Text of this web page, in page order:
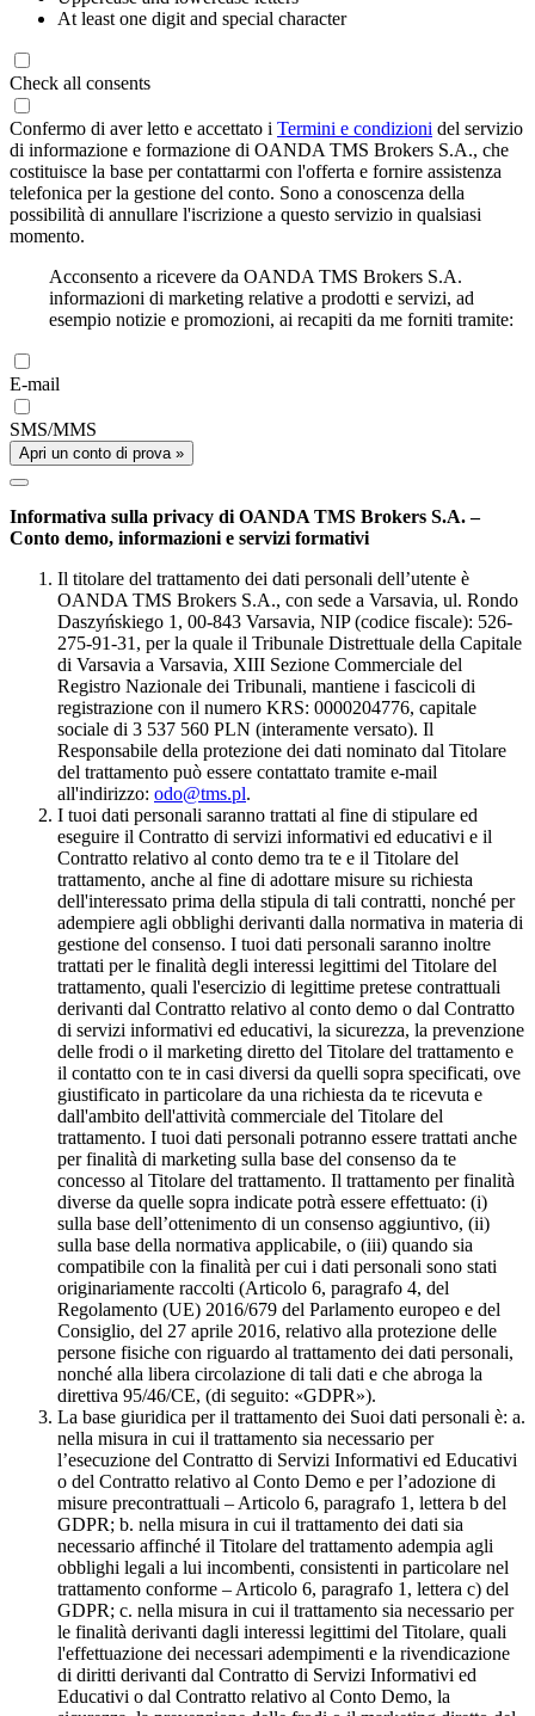
At least one digit and special character
Check all consents
Confermo di aver letto e accettato i Termini e condizioni del servizio
di informazione e formazione di OANDA TMS Brokers S.A., che
costituisce la base per contattarmi con l'offerta e fornire assistenza
telefonica per la gestione del conto. Sono a conoscenza della
possibilità di annullare l'iscrizione a questo servizio in qualsiasi
momento.
Acconsento a ricevere da OANDA TMS Brokers S.A.
informazioni di marketing relative a prodotti e servizi, ad
esempio notizie e promozioni, ai recapiti da me forniti tramite:
E-mail
SMS/MMS
Apri un conto di prova »
Informativa sulla privacy di OANDA TMS Brokers S.A. –
Conto demo, informazioni e servizi formativi
Il titolare del trattamento dei dati personali dell’utente è
OANDA TMS Brokers S.A., con sede a Varsavia, ul. Rondo
Daszyńskiego 1, 00-843 Varsavia, NIP (codice fiscale): 526-
275-91-31, per la quale il Tribunale Distrettuale della Capitale
di Varsavia a Varsavia, XIII Sezione Commerciale del
Registro Nazionale dei Tribunali, mantiene i fascicoli di
registrazione con il numero KRS: 0000204776, capitale
sociale di 3 537 560 PLN (interamente versato). Il
Responsabile della protezione dei dati nominato dal Titolare
del trattamento può essere contattato tramite e-mail
all'indirizzo: odo@tms.pl.
I tuoi dati personali saranno trattati al fine di stipulare ed
eseguire il Contratto di servizi informativi ed educativi e il
Contratto relativo al conto demo tra te e il Titolare del
trattamento, anche al fine di adottare misure su richiesta
dell'interessato prima della stipula di tali contratti, nonché per
adempiere agli obblighi derivanti dalla normativa in materia di
gestione del consenso. I tuoi dati personali saranno inoltre
trattati per le finalità degli interessi legittimi del Titolare del
trattamento, quali l'esercizio di legittime pretese contrattuali
derivanti dal Contratto relativo al conto demo o dal Contratto
di servizi informativi ed educativi, la sicurezza, la prevenzione
delle frodi o il marketing diretto del Titolare del trattamento e
il contatto con te in casi diversi da quelli sopra specificati, ove
giustificato in particolare da una richiesta da te ricevuta e
dall'ambito dell'attività commerciale del Titolare del
trattamento. I tuoi dati personali potranno essere trattati anche
per finalità di marketing sulla base del consenso da te
concesso al Titolare del trattamento. Il trattamento per finalità
diverse da quelle sopra indicate potrà essere effettuato: (i)
sulla base dell’ottenimento di un consenso aggiuntivo, (ii)
sulla base della normativa applicabile, o (iii) quando sia
compatibile con la finalità per cui i dati personali sono stati
originariamente raccolti (Articolo 6, paragrafo 4, del
Regolamento (UE) 2016/679 del Parlamento europeo e del
Consiglio, del 27 aprile 2016, relativo alla protezione delle
persone fisiche con riguardo al trattamento dei dati personali,
nonché alla libera circolazione di tali dati e che abroga la
direttiva 95/46/CE, (di seguito: «GDPR»).
La base giuridica per il trattamento dei Suoi dati personali è: a.
nella misura in cui il trattamento sia necessario per
l’esecuzione del Contratto di Servizi Informativi ed Educativi
o del Contratto relativo al Conto Demo e per l’adozione di
misure precontrattuali – Articolo 6, paragrafo 1, lettera b del
GDPR; b. nella misura in cui il trattamento dei dati sia
necessario affinché il Titolare del trattamento adempia agli
obblighi legali a lui incombenti, consistenti in particolare nel
trattamento conforme – Articolo 6, paragrafo 1, lettera c) del
GDPR; c. nella misura in cui il trattamento sia necessario per
le finalità derivanti dagli interessi legittimi del Titolare, quali
l'effettuazione dei necessari adempimenti e la rivendicazione
di diritti derivanti dal Contratto di Servizi Informativi ed
Educativi o dal Contratto relativo al Conto Demo, la